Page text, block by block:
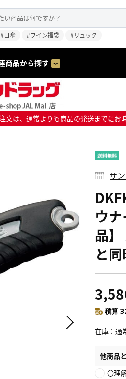
#日傘 #ワイン福袋 #リュック
商品から探す
は、通常よりも商品の発送までにお
サ
ウ
品
と
積算
在庫 通
他商品
〇理